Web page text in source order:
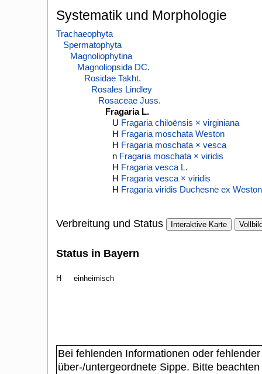
Systematik und Morphologie
Trachaeophyta
Spermatophyta
Magnoliophytina
Magnoliopsida DC.
Rosidae Takht.
Rosales Lindley
Rosaceae Juss.
Fragaria L.
U Fragaria chiloënsis × virginiana
H Fragaria moschata Weston
H Fragaria moschata × vesca
n Fragaria moschata × viridis
H Fragaria vesca L.
H Fragaria vesca × viridis
H Fragaria viridis Duchesne ex Weston
Verbreitung und Status Interaktive Karte
Status in Bayern
H einheimisch
Bei fehlenden Informationen oder
über-/untergeordnete Sippe. Bitte